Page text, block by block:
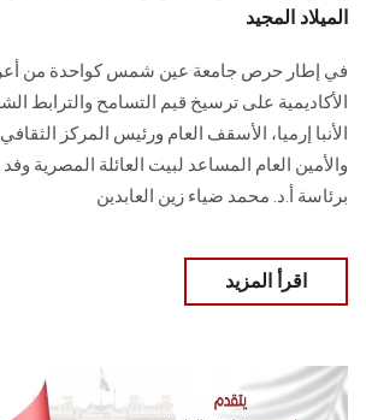
الميلاد المجيد
في إطار حرص جامعة عين شمس كواحدة من
الأكاديمية على ترسيخ قيم التسامح والترابط
الأنبا إرميا، الأسقف العام ورئيس المركز
والأمين العام المساعد لبيت العائلة المصرية
برئاسة أ.د. محمد ضياء زين العابدين
اقرأ المزيد